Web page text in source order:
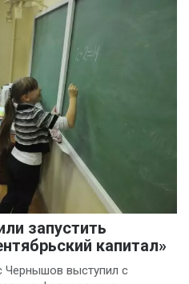
запустить
капитал»
Чернышов выступил с